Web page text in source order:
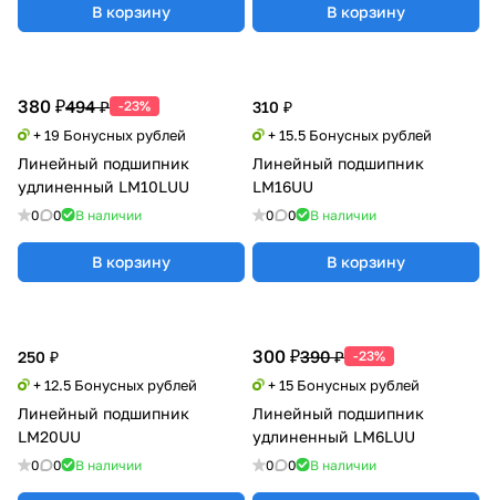
В корзину В корзину
380 ₽494 ₽ -23%
+ 19 Бонусных рублей
Линейный подшипник
удлиненный LM10LUU
0 0 В наличии
В корзину
310 ₽
+ 15.5 Бонусных рублей
Линейный подшипник
LM16UU
0 0 В наличии
В корзину
250 ₽
+ 12.5 Бонусных рублей
Линейный подшипник
LM20UU
0 0 В наличии
300 ₽390 ₽ -23%
+ 15 Бонусных рублей
Линейный подшипник
удлиненный LM6LUU
0 0 В наличии